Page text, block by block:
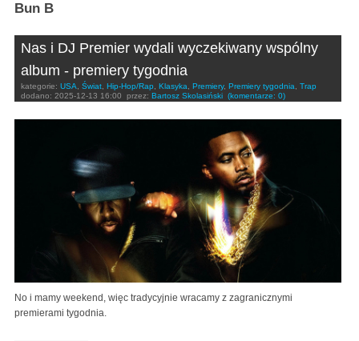
Bun B
Nas i DJ Premier wydali wyczekiwany wspólny
album - premiery tygodnia
kategorie: USA, Świat, Hip-Hop/Rap, Klasyka, Premiery, Premiery tygodnia, Trap
dodano: 2025-12-13 16:00 przez: Bartosz Skolasiński (komentarze: 0)
No i mamy weekend, więc tradycyjnie wracamy z zagranicznymi
premierami tygodnia.